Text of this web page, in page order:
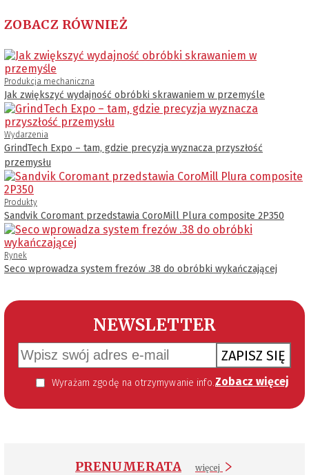
ZOBACZ RÓWNIEŻ
Produkcja mechaniczna
Jak zwiększyć wydajność obróbki skrawaniem w przemyśle
Wydarzenia
GrindTech Expo – tam, gdzie precyzja wyznacza przyszłość
przemysłu
Produkty
Sandvik Coromant przedstawia CoroMill Plura composite 2P350
Rynek
Seco wprowadza system frezów .38 do obróbki wykańczającej
NEWSLETTER
ZAPISZ SIĘ
Wyrażam zgodę na otrzymywanie informacji handlowej kierowanej do mnie za pomocą środków komunikacji elektronicznej w szczególności poczty elektronicznej zgodnie z przepisem art. 10 ust 2 ustawy z dnia 18 lipca 2002 roku o świadczeniu usług drogą elektroniczną (Dz. U. 144 z 2002 r. poz. 1204). Zgoda jest dobrowolna, jednak jej wyrażenie jest konieczne, aby otrzymywać newsletter. Zobacz więcej
PRENUMERATA więcej